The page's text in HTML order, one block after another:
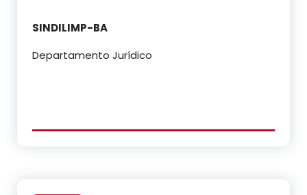
SINDILIMP-BA
Departamento Jurídico